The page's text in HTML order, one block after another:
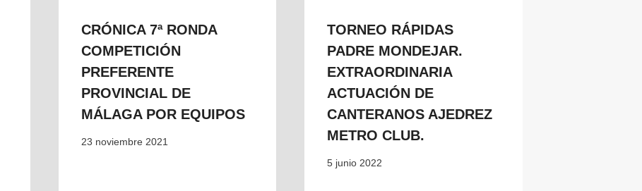
CRÓNICA 7ª RONDA
COMPETICIÓN
PREFERENTE
PROVINCIAL DE
MÁLAGA POR EQUIPOS
23 noviembre 2021
TORNEO RÁPIDAS
PADRE MONDEJAR.
EXTRAORDINARIA
ACTUACIÓN DE
CANTERANOS AJEDREZ
METRO CLUB.
5 junio 2022